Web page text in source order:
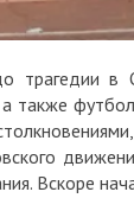
в
движения
Вскоре